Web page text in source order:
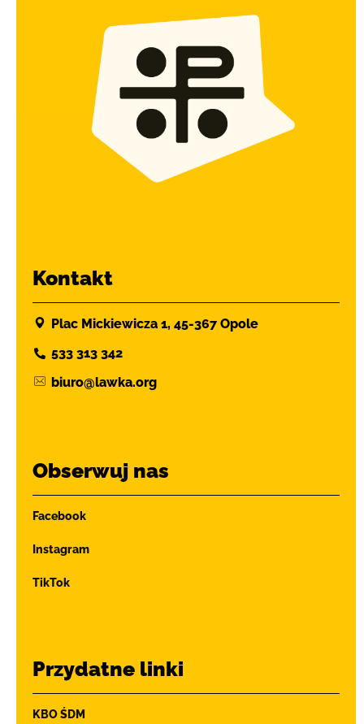
Kontakt
Plac Mickiewicza 1, 45-367 Opole
533 313 342
biuro@lawka.org
Obserwuj nas
Facebook
Instagram
TikTok
Przydatne linki
KBO ŚDM